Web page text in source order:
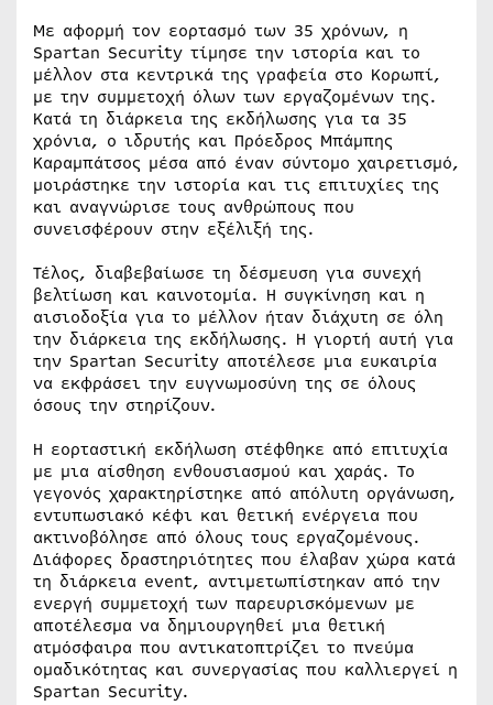
Με αφορμή τον εορτασμό των 35 χρόνων, η
Spartan Security τίμησε την ιστορία και το
μέλλον στα κεντρικά της γραφεία στο Κορωπί,
με την συμμετοχή όλων των εργαζομένων της.
Κατά τη διάρκεια της εκδήλωσης για τα 35
χρόνια, ο ιδρυτής και Πρόεδρος Μπάμπης
Καραμπάτσος μέσα από έναν σύντομο χαιρετισμό,
μοιράστηκε την ιστορία και τις επιτυχίες της
και αναγνώρισε τους ανθρώπους που
συνεισφέρουν στην εξέλιξή της.
Τέλος, διαβεβαίωσε τη δέσμευση για συνεχή
βελτίωση και καινοτομία. Η συγκίνηση και η
αισιοδοξία για το μέλλον ήταν διάχυτη σε όλη
την διάρκεια της εκδήλωσης. Η γιορτή αυτή για
την Spartan Security αποτέλεσε μια ευκαιρία
να εκφράσει την ευγνωμοσύνη της σε όλους
όσους την στηρίζουν.
Η εορταστική εκδήλωση στέφθηκε από επιτυχία
με μια αίσθηση ενθουσιασμού και χαράς. Το
γεγονός χαρακτηρίστηκε από απόλυτη οργάνωση,
εντυπωσιακό κέφι και θετική ενέργεια που
ακτινοβόλησε από όλους τους εργαζομένους.
Διάφορες δραστηριότητες που έλαβαν χώρα κατά
τη διάρκεια event, αντιμετωπίστηκαν από την
ενεργή συμμετοχή των παρευρισκόμενων με
αποτέλεσμα να δημιουργηθεί μια θετική
ατμόσφαιρα που αντικατοπτρίζει το πνεύμα
ομαδικότητας και συνεργασίας που καλλιεργεί η
Spartan Security.